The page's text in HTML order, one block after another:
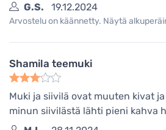
G.S.
19.12.2024
Arvostelu on käännetty. Näytä
Shamila teemuki
Muki ja siivilä ovat muuten kivat
minun siivilästä lähti pieni kahva